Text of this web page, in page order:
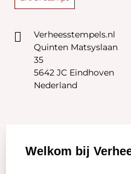
Verheesstempels.nl
Quinten Matsyslaan
35
5642 JC Eindhoven
Nederland
Zakelijk:
Welkom bij